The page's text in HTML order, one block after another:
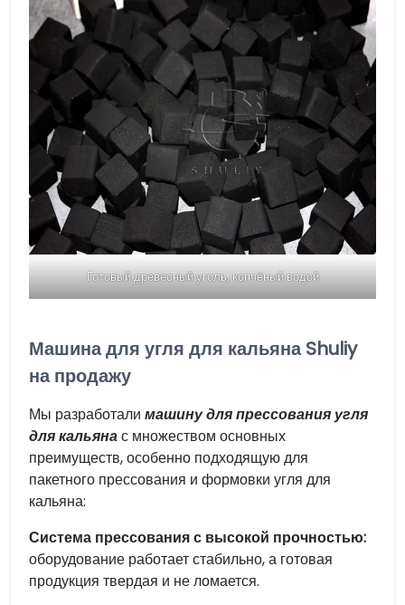
Готовый древесный уголь, копчёный водой
Машина для угля для кальяна Shuliy
на продажу
Мы разработали машину для прессования угля
для кальянас множеством основных
преимуществ, особенно подходящую для
пакетного прессования и формовки угля для
кальяна:
Система прессования с высокой прочностью:
оборудование работает стабильно, а готовая
продукция твердая и не ломается.